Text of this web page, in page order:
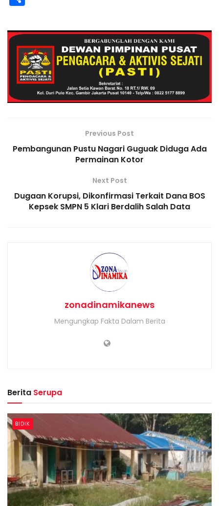
e
b
o
o
k
e
dI
n
p
e
gr
a
m
ts
A
p
p
l o
o
M
l
y
Li
n
ar
e
Previous Post
Pembangunan Pustu Nagari Guguak Diduga Ada
Permainan Kotor
Next Post
Dugaan Korupsi, Dikonfirmasi Terkait Dana BOS
Kepsek SMPN 5 Klari Berdalih Salah Data
zonadinamikanews
Mengungkap Fakta Dalam Berita
Berita Serupa
BIDIK